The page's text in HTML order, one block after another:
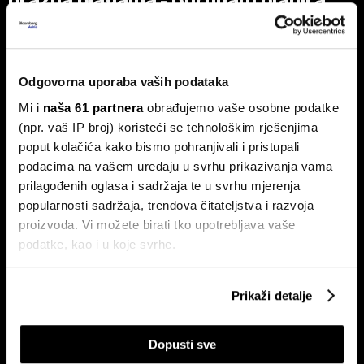
Odgovorna uporaba vaših podataka
Mi i naša 61 partneraobrađujemo vaše osobne podatke
(npr. vaš IP broj) koristeći se tehnološkim rješenjima
poput kolačića kako bismo pohranjivali i pristupali
podacima na vašem uređaju u svrhu prikazivanja vama
prilagođenih oglasa i sadržaja te u svrhu mjerenja
popularnosti sadržaja, trendova čitateljstva i razvoja
proizvoda. Vi možete birati tko upotrebljava vaše
podatke, kao i u koje svrhe.
Prikupljati podatke o vašoj geografskoj lokaciji,
koji mogu biti precizni do radijusa od nekoliko metara
Prepoznati vaš uređaj tako što ćemo aktivno
Prikaži detalje
Dopusti sve
nacionalizaciju
Američki sud Trumpove carine
od 10 posto proglasio
nezakonitima